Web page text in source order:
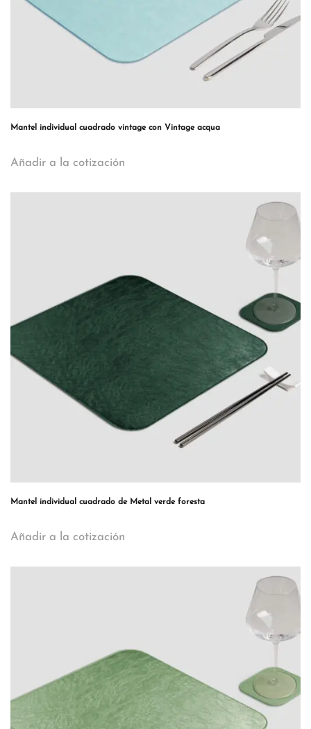
Mantel individual cuadrado vintage con Vintage acqua
Añadir a la cotización
Mantel individual cuadrado de Metal verde foresta
Añadir a la cotización